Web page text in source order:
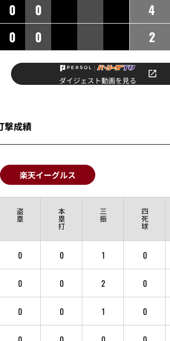
0
0
0 0
4
2
ダイジェスト動画を見る
撃成績
楽天イーグルス
盗
塁
本
塁
打
三
振
四
死
球
0 0 1 0
0 0 2 0
0 0 1 0